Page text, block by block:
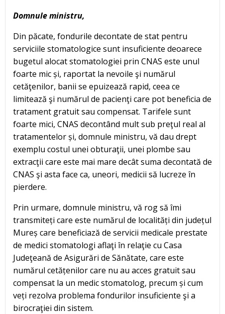
Domnule ministru,
Din păcate, fondurile decontate de stat pentru
serviciile stomatologice sunt insuficiente deoarece
bugetul alocat stomatologiei prin CNAS este unul
foarte mic și, raportat la nevoile şi numărul
cetăţenilor, banii se epuizează rapid, ceea ce
limitează şi numărul de pacienţi care pot beneficia de
tratament gratuit sau compensat. Tarifele sunt
foarte mici, CNAS decontând mult sub preţul real al
tratamentelor și, domnule ministru, vă dau drept
exemplu costul unei obturaţii, unei plombe sau
extracţii care este mai mare decât suma decontată de
CNAS şi asta face ca, uneori, medicii să lucreze în
pierdere.
Prin urmare, domnule ministru, vă rog să îmi
transmiteți care este numărul de localități din județul
Mureș care beneficiază de servicii medicale prestate
de medici stomatologi aflaţi în relaţie cu Casa
Judeţeană de Asigurări de Sănătate, care este
numărul cetățenilor care nu au acces gratuit sau
compensat la un medic stomatolog, precum și cum
veți rezolva problema fondurilor insuficiente şi a
birocraţiei din sistem.